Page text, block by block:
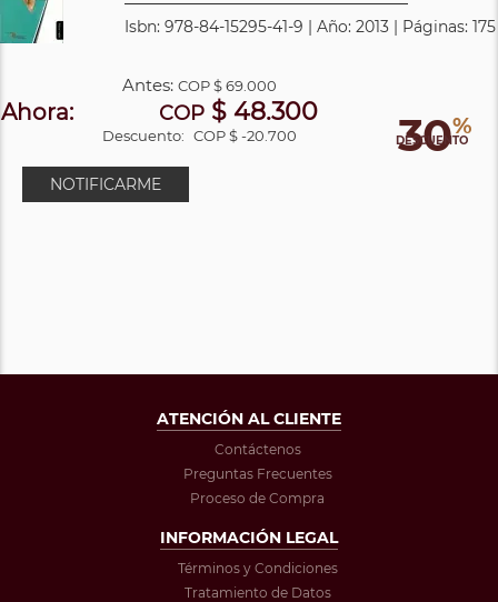
Isbn: 978-84-15295-41-9 | Año: 2013 | Páginas: 175
30%
DESCUENTO
Antes: COP$ 69.000
Ahora: COP$ 48.300
Descuento: COP $ -20.700
NOTIFICARME
ATENCIÓN AL CLIENTE
Contáctenos
Preguntas Frecuentes
Proceso de Compra
INFORMACIÓN LEGAL
Términos y Condiciones
Tratamiento de Datos